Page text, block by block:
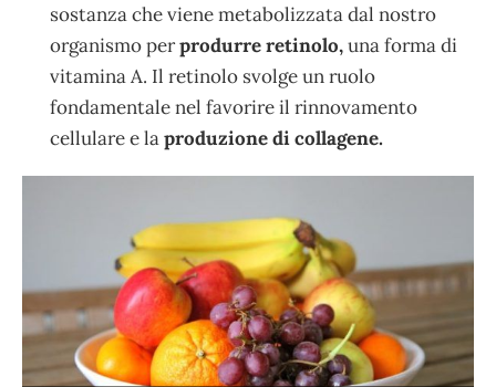
sostanza che viene metabolizzata dal nostro
organismo perprodurre retinolo,una forma di
vitamina A. Il retinolo svolge un ruolo
fondamentale nel favorire il rinnovamento
cellulare e laproduzione di collagene.